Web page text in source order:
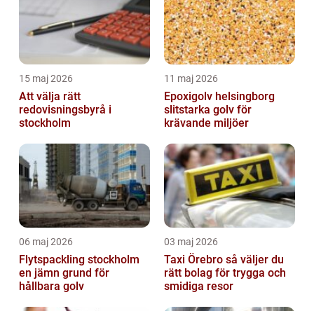
15 maj 2026
Att välja rätt
redovisningsbyrå i
stockholm
11 maj 2026
Epoxigolv helsingborg
slitstarka golv för
krävande miljöer
06 maj 2026
Flytspackling stockholm
en jämn grund för
hållbara golv
03 maj 2026
Taxi Örebro så väljer du
rätt bolag för trygga och
smidiga resor